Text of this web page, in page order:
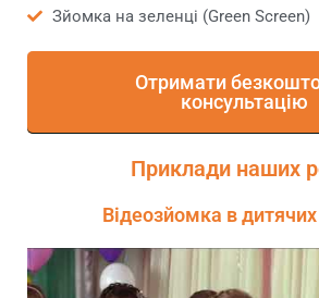
Зйомка на зеленці (Green Screen)
Отримати
консультацію
Приклади наших
Відеозйомка в